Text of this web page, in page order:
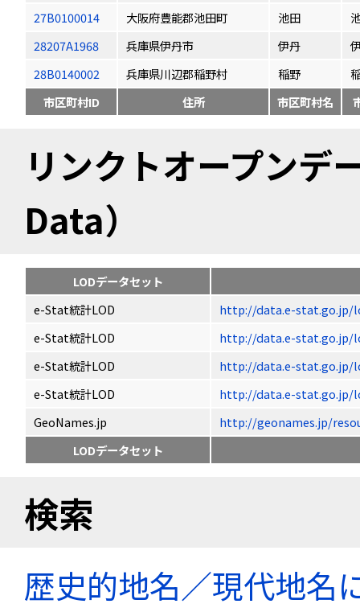
27B0100014
大阪府豊能郡池田町 池田
28207A1968
兵庫県伊丹市 伊丹
28B0140002
兵庫県川辺郡稲野村 稲野
市区町村ID
住所 市区町村名
リンクトオープン
Data）
LODデータセット
e-Stat統計LOD
http://data.e-stat.go.jp/
e-Stat統計LOD
http://data.e-stat.go.jp/
e-Stat統計LOD
http://data.e-stat.go.jp/
e-Stat統計LOD
http://data.e-stat.go.jp/
GeoNames.jp
http://geonames.jp/
LODデータセット
検索
歴史的地名／現代地名